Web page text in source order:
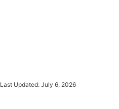
Last Updated: July 6, 2026